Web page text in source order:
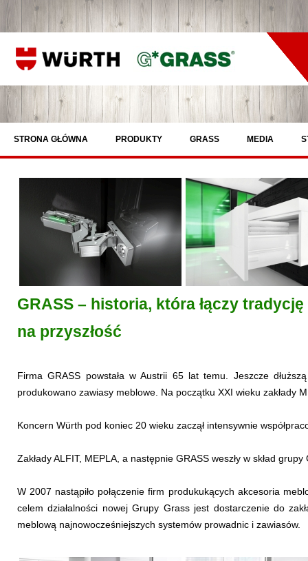
STRONA GŁÓWNA PRODUKTY GRASS MEDIA
GRASS – historia, która łączy
na przyszłość
Firma GRASS powstała w Austrii 65 lat temu. Jeszcze
produkowano zawiasy meblowe. Na początku XXI wieku zakłady
Koncern Würth pod koniec 20 wieku zaczął intensywnie
Zakłady ALFIT, MEPLA, a następnie GRASS weszły w skład
W 2007 nastąpiło połączenie firm produkukących akcesoria
celem działalności nowej Grupy Grass jest dostarczenie do
meblową najnowocześniejszych systemów prowadnic i zawiasów.